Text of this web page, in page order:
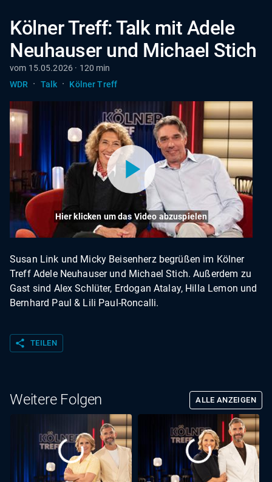
Kölner Treff: Talk mit Adele
Neuhauser und Michael Stich
vom 15.05.2026 · 120 min
WDR
· Talk · Kölner Treff
Hier klicken um das Video abzuspielen
Susan Link und Micky Beisenherz begrüßen im Kölner
Treff Adele Neuhauser und Michael Stich. Außerdem zu
Gast sind Alex Schlüter, Erdogan Atalay, Hilla Lemon und
Bernhard Paul & Lili Paul-Roncalli.
share TEILEN
Weitere Folgen ALLE ANZEIGEN